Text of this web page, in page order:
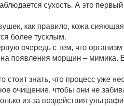
сухость. А это
как правило, кожа
более тусклым.
очередь с тем, что организм
появления морщин – мимика.
стоит знать, что процесс уже
очищение, чтобы они не
из-за воздействия